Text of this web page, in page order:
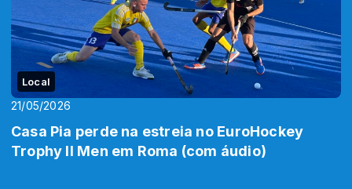
Local
21/05/2026
Casa Pia perde na estreia no EuroHockey
Trophy II Men em Roma (com áudio)